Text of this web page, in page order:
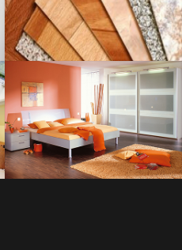
PLOMBERIE